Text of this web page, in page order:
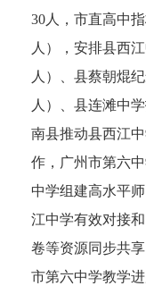
30人，市直高中
人），安排县西
人）、县蔡朝焜
人）、县连滩中
南县推动县西江
作，广州市第六
中学组建高水平
江中学有效对接
卷等资源同步共
市第六中学教学